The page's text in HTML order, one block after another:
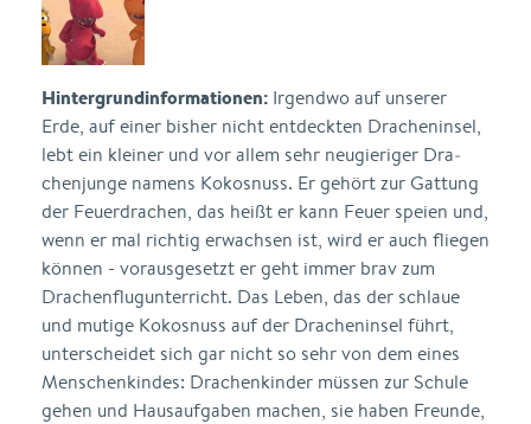
Hintergrundinformationen: Irgendwo auf unserer
Erde, auf einer bisher nicht entdeckten Dra­cheninsel,
lebt ein kleiner und vor allem sehr neugieriger Dra­
chenjunge namens Kokosnuss. Er gehört zur Gattung
der Feuer­drachen, das heißt er kann Feuer speien und,
wenn er mal richtig erwachsen ist, wird er auch fliegen
können - vorausgesetzt er geht immer brav zum
Drachenflugunterricht. Das Leben, das der schlaue
und mutige Kokosnuss auf der Dracheninsel führt,
unter­scheidet sich gar nicht so sehr von dem eines
Menschenkindes: Drachenkinder müssen zur Schule
gehen und Hausaufgaben ma­chen, sie haben Freunde,